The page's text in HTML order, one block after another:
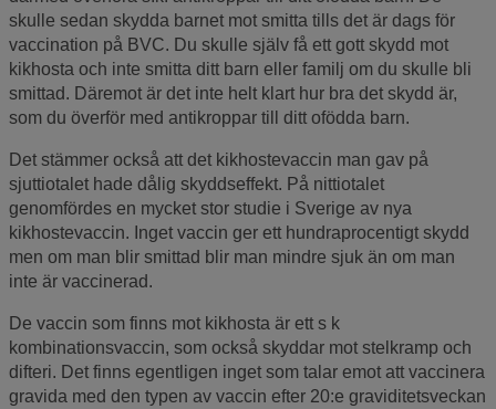
skulle sedan skydda barnet mot smitta tills det är dags för
vaccination på BVC. Du skulle själv få ett gott skydd mot
kikhosta och inte smitta ditt barn eller familj om du skulle bli
smittad. Däremot är det inte helt klart hur bra det skydd är,
som du överför med antikroppar till ditt ofödda barn.
Det stämmer också att det kikhostevaccin man gav på
sjuttiotalet hade dålig skyddseffekt. På nittiotalet
genomfördes en mycket stor studie i Sverige av nya
kikhostevaccin. Inget vaccin ger ett hundraprocentigt skydd
men om man blir smittad blir man mindre sjuk än om man
inte är vaccinerad.
De vaccin som finns mot kikhosta är ett s k
kombinationsvaccin, som också skyddar mot stelkramp och
difteri. Det finns egentligen inget som talar emot att vaccinera
gravida med den typen av vaccin efter 20:e graviditetsveckan